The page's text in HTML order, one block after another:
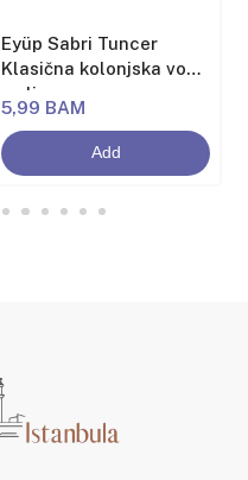
Eyüp Sabri Tuncer
Klasična kolonjska voda
sa limunom
5,99 BAM
Add